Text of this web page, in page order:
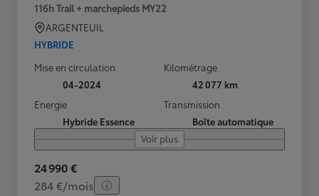
116h Trail + marchepieds MY22
ARGENTEUIL
HYBRIDE
Mise en circulation
04-2024
Kilométrage
42 077 km
Energie
Hybride Essence
Transmission
Boîte automatique
Voir plus
24 990 €
284 €/mois